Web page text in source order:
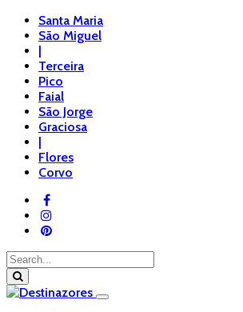
Santa Maria
São Miguel
|
Terceira
Pico
Faial
São Jorge
Graciosa
|
Flores
Corvo